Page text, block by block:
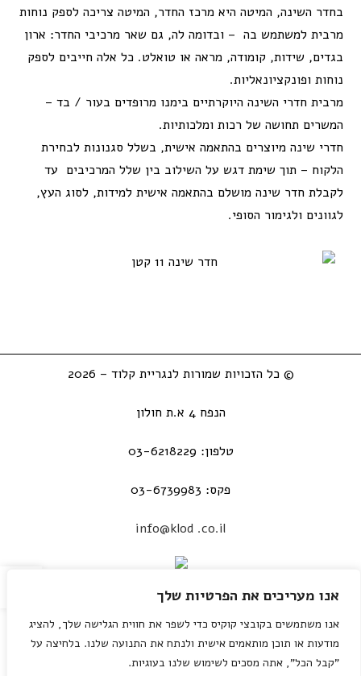
אנו מעריכים את הפרטיות שלך
אנו משתמשים בקובצי קוקיס כדי לשפר את חווית הגלישה שלך, להציג
מודעות או תוכן מותאמים אישית ולנתח את התנועה שלנו. בלחיצה על
"קבל הכל", אתה מסכים לשימוש שלנו בעוגיות.
בחדר השינה, המיטה היא מרכז החדר, המיטה צריכה לספק נוחות
מרבית למשתמש בה – ובדומה לה, גם שאר מרכיבי החדר: ארון
בגדים, שידות, קומודה, מראה או טואלט. כל אלה חייבים לספק
נוחות ופונקציונאליות.
מרבית חדרי השינה היוקרתיים בימנו מרופדים בעור / בד –
המשרים תחושה של רכות ומלכותיות.
חדרי שינה מיוצרים בהתאמה אישית, בשלל סגנונות לבחירת
הלקוח – תוך שימת דגש על השילוב בין שלל המרכיבים עד
לקבלת חדר שינה מושלם בהתאמה אישית למידות, לסוג העץ,
לגוונים ולגימור הסופי.
© כל הזכויות שמורות לנגריית קלוד – 2026
הנפח 4 א.ת חולון
טלפון: 03-6218229
פקס: 03-6739983
info@klod .co.il